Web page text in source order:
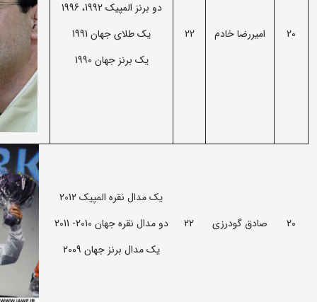
20 امیررضا خادم 22
دو برنز المپیک 1992، 1996
یک طلای جهان 1991
یک برنز جهان 1990
20 صادق گودرزی 22
یک مدال نقره المپیک 2012
دو مدال نقره جهان 2010- 2011
یک مدال برنز جهان 2009